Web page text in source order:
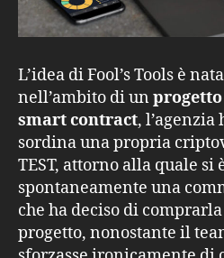
L’idea di Fool’s Tools è
nell’ambito di un
smart contract,
sordina una propria
TEST, attorno alla quale si
spontaneamente una
che ha deciso di
progetto, nonostante il